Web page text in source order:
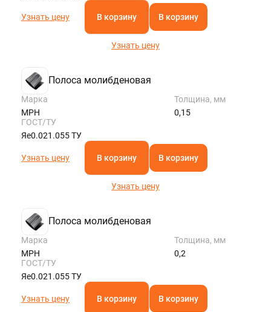
Узнать цену В корзину В корзину
Узнать цену
Полоса молибденовая
Марка
МРН
Толщина, мм
0,15
ГОСТ/ТУ
Яе0.021.055 ТУ
Узнать цену В корзину В корзину
Узнать цену
Полоса молибденовая
Марка
МРН
Толщина, мм
0,2
ГОСТ/ТУ
Яе0.021.055 ТУ
Узнать цену В корзину В корзину